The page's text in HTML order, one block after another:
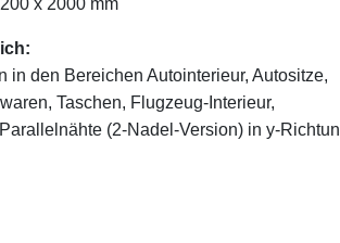
x 2000 mm
in den Bereichen Autointerieur, Autositze,
Taschen, Flugzeug-Interieur,
(2-Nadel-Version) in y-